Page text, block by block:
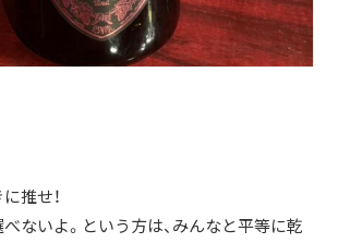
推せ！
ないよ。という方は、みんなと平等に乾